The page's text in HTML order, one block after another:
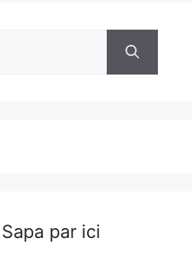
par ici